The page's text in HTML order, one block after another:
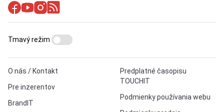
O nás / Kontakt
Pre inzerentov
BrandIT
Predplatné časopisu
TOUCHIT
Podmienky používania webu
Tmavý režim